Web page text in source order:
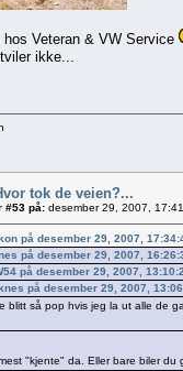
hos Veteran & VW Service
ikke...
tok de veien?...
#53 på: desember 29, 2007,
på desember 29, 2007,
på desember 29, 2007,
på desember 29, 2007,
på desember 29, 2007,
blitt så pop hvis jeg la ut alle de
"kjente" da. Eller bare biler du